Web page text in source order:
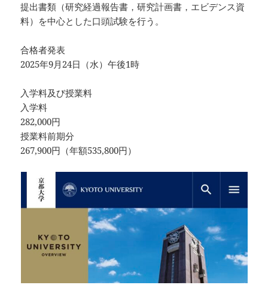
提出書類（研究経過報告書，研究計画書，エビデンス資
料）を中心とした口頭試験を行う。
合格者発表
2025年9月24日（水）午後1時
入学料及び授業料
入学料
282,000円
授業料前期分
267,900円（年額535,800円）